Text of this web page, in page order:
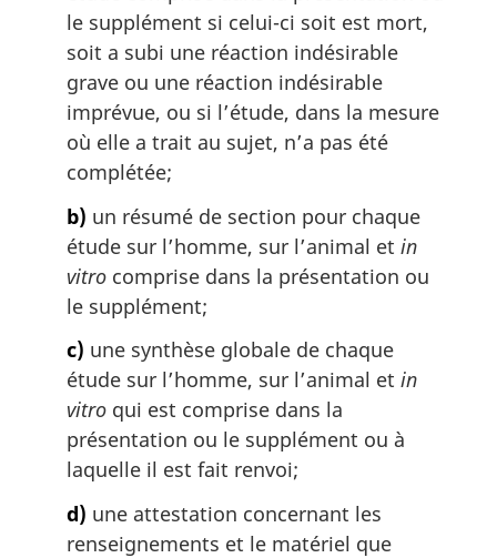
le supplément si celui-ci soit est mort,
soit a subi une réaction indésirable
grave ou une réaction indésirable
imprévue, ou si l’étude, dans la mesure
où elle a trait au sujet, n’a pas été
complétée;
b) un résumé de section pour chaque
étude sur l’homme, sur l’animal et in
vitro comprise dans la présentation ou
le supplément;
c) une synthèse globale de chaque
étude sur l’homme, sur l’animal et in
vitro qui est comprise dans la
présentation ou le supplément ou à
laquelle il est fait renvoi;
d) une attestation concernant les
renseignements et le matériel que